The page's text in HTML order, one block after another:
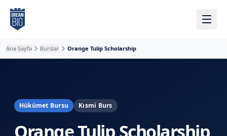
Ana içeriğe atla
Ana Sayfa Burslar Orange Tulip Scholarship
Hükümet Bursu Kısmi Burs